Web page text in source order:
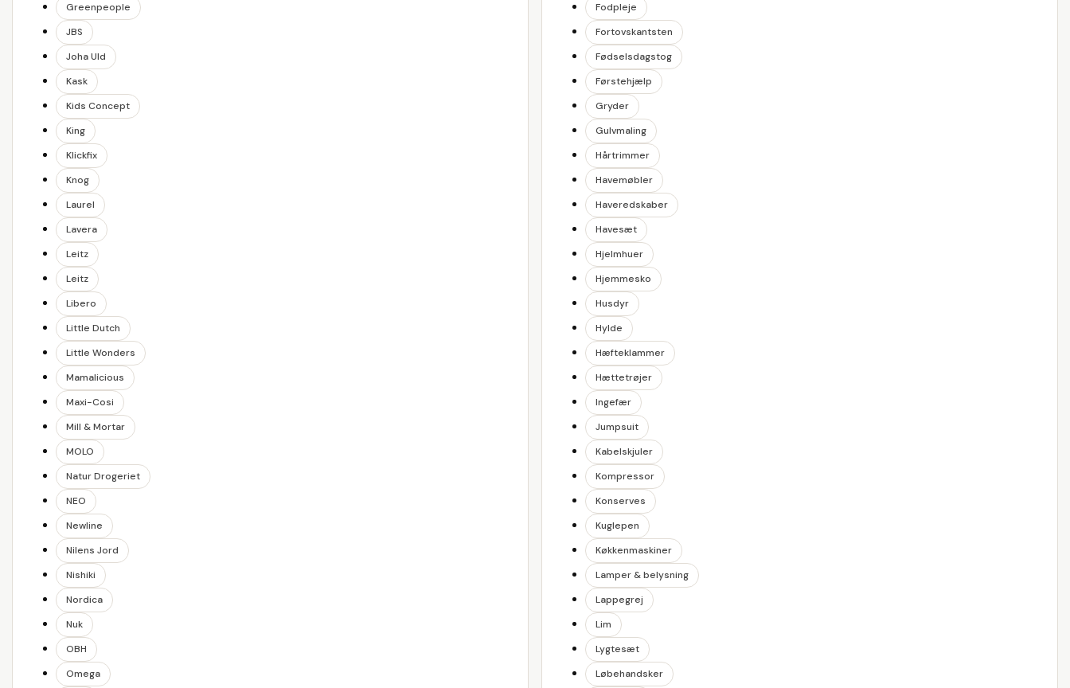
Greenpeople
JBS
Joha Uld
Kask
Kids Concept
King
Klickfix
Knog
Laurel
Lavera
Leitz
Leitz
Libero
Little Dutch
Little Wonders
Mamalicious
Maxi-Cosi
Mill & Mortar
MOLO
Natur Drogeriet
NEO
Newline
Nilens Jord
Nishiki
Nordica
Nuk
OBH
Omega
Fodpleje
Fortovskantsten
Fødselsdagstog
Førstehjælp
Gryder
Gulvmaling
Hårtrimmer
Havemøbler
Haveredskaber
Havesæt
Hjelmhuer
Hjemmesko
Husdyr
Hylde
Hæfteklammer
Hættetrøjer
Ingefær
Jumpsuit
Kabelskjuler
Kompressor
Konserves
Kuglepen
Køkkenmaskiner
Lamper & belysning
Lappegrej
Lim
Lygtesæt
Løbehandsker